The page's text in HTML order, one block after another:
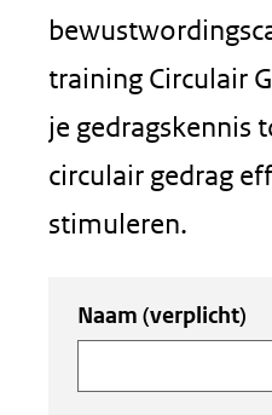
training Circulair
je gedragskennis
circulair gedrag
stimuleren.
Uw
Naam (verplicht)